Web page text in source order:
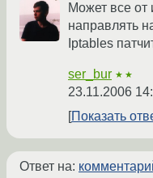
Может все от
направлять
Iptables
ser_bur ★★
23.11.2006
Показать
Ответ на: